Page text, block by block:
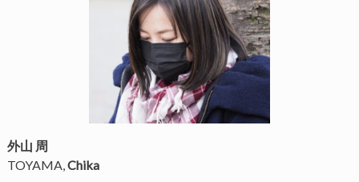
外山 周
TOYAMA,Chika